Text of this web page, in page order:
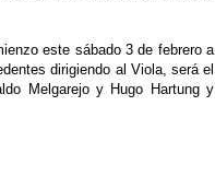
este sábado 3 de febrero a
dirigiendo al Viola, será el
Melgarejo y Hugo Hartung y